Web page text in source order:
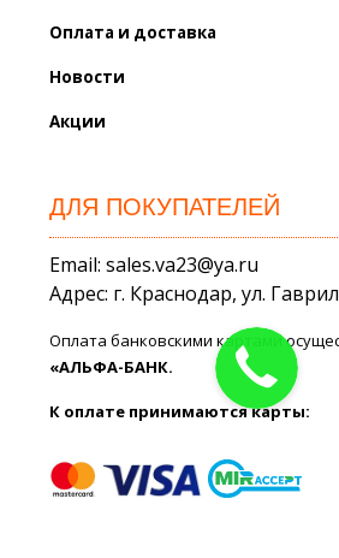
Оплата и доставка
Новости
Акции
ДЛЯ ПОКУПАТЕЛЕЙ
Email: sales.va23@ya.ru
Адрес: г. Краснодар, ул.
Оплата банковскими картами
«АЛЬФА-БАНК.
К оплате принимаются карты: